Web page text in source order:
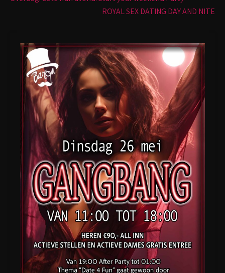
ROYAL SEX DATING DAY AND NITE